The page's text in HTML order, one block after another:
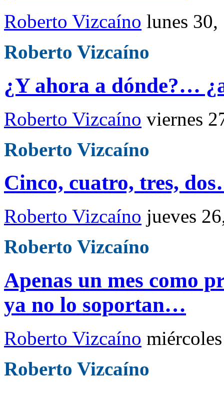
Roberto Vizcaíno lunes 30,
Roberto Vizcaíno
¿Y ahora a dónde?…
Roberto Vizcaíno viernes
Roberto Vizcaíno
Cinco, cuatro, tres,
Roberto Vizcaíno jueves
Roberto Vizcaíno
Apenas un mes como
ya no lo soportan…
Roberto Vizcaíno
Roberto Vizcaíno